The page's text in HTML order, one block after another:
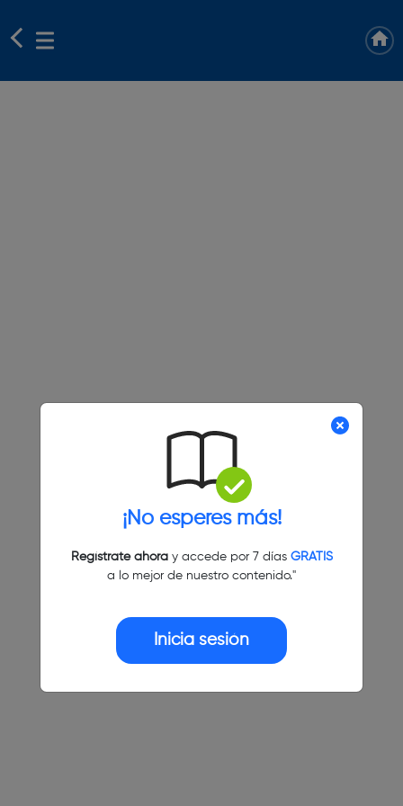
¡No esperes más!
Regístrate ahoray accede por 7 días GRATIS
a lo mejor de nuestro contenido."
Inicia sesión